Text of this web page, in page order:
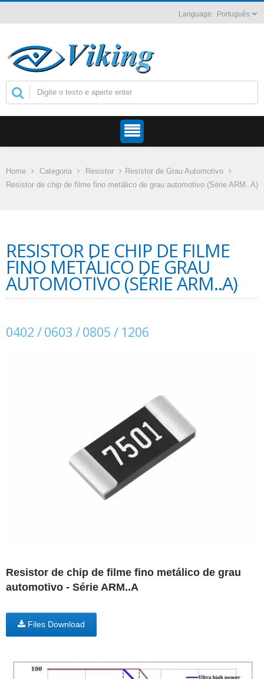
Português
Home Categoria Resistor
Resistor de Grau Automotivo
Resistor de chip de filme fino metálico de grau automotivo (Série ARM..A)
RESISTOR DE CHIP DE FILME
FINO METÁLICO DE GRAU
AUTOMOTIVO (SÉRIE ARM..A)
0402 / 0603 / 0805 / 1206
Resistor de chip de filme fino metálico de grau
automotivo - Série ARM..A
Files Download